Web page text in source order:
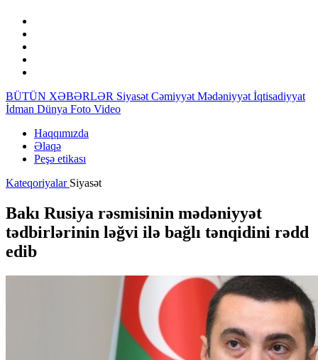
BÜTÜN XƏBƏRLƏR Siyasət Cəmiyyət Mədəniyyət İqtisadiyyat
İdman Dünya Foto Video
Haqqımızda
Əlaqə
Peşə etikası
Kateqoriyalar Siyasət
Bakı Rusiya rəsmisinin mədəniyyət
tədbirlərinin ləğvi ilə bağlı tənqidini rədd
edib